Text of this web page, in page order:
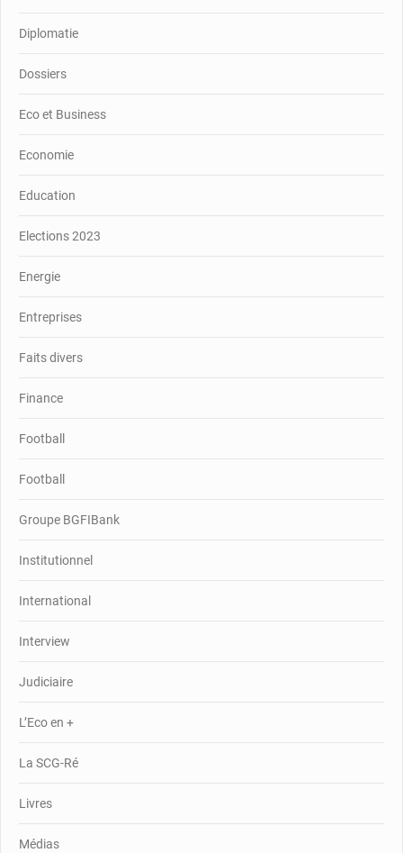
Diplomatie
Dossiers
Eco et Business
Economie
Education
Elections 2023
Energie
Entreprises
Faits divers
Finance
Football
Football
Groupe BGFIBank
Institutionnel
International
Interview
Judiciaire
L’Eco en +
La SCG-Ré
Livres
Médias